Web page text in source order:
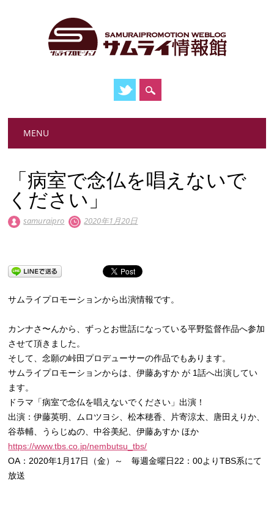
Main menu
MENU
「病室で念仏を唱えないで
ください」
samuraipro 2020年1月20日
サムライプロモーションから出演情報です。
カンナさ〜んから、ずっとお世話になっている平野監督作品へ参加
させて頂きました。
そして、念願の峠田プロデューサーの作品でもあります。
サムライプロモーションからは、伊藤あすか が 1話へ出演してい
ます。
ドラマ「病室で念仏を唱えないでください」出演！
出演：伊藤英明、ムロツヨシ、松本穂香、片寄涼太、唐田えりか、
谷恭輔、うらじぬの、中谷美紀、伊藤あすか ほか
https://www.tbs.co.jp/nembutsu_tbs/
OA：2020年1月17日（金）～ 毎週金曜日22：00よりTBS系にて
放送